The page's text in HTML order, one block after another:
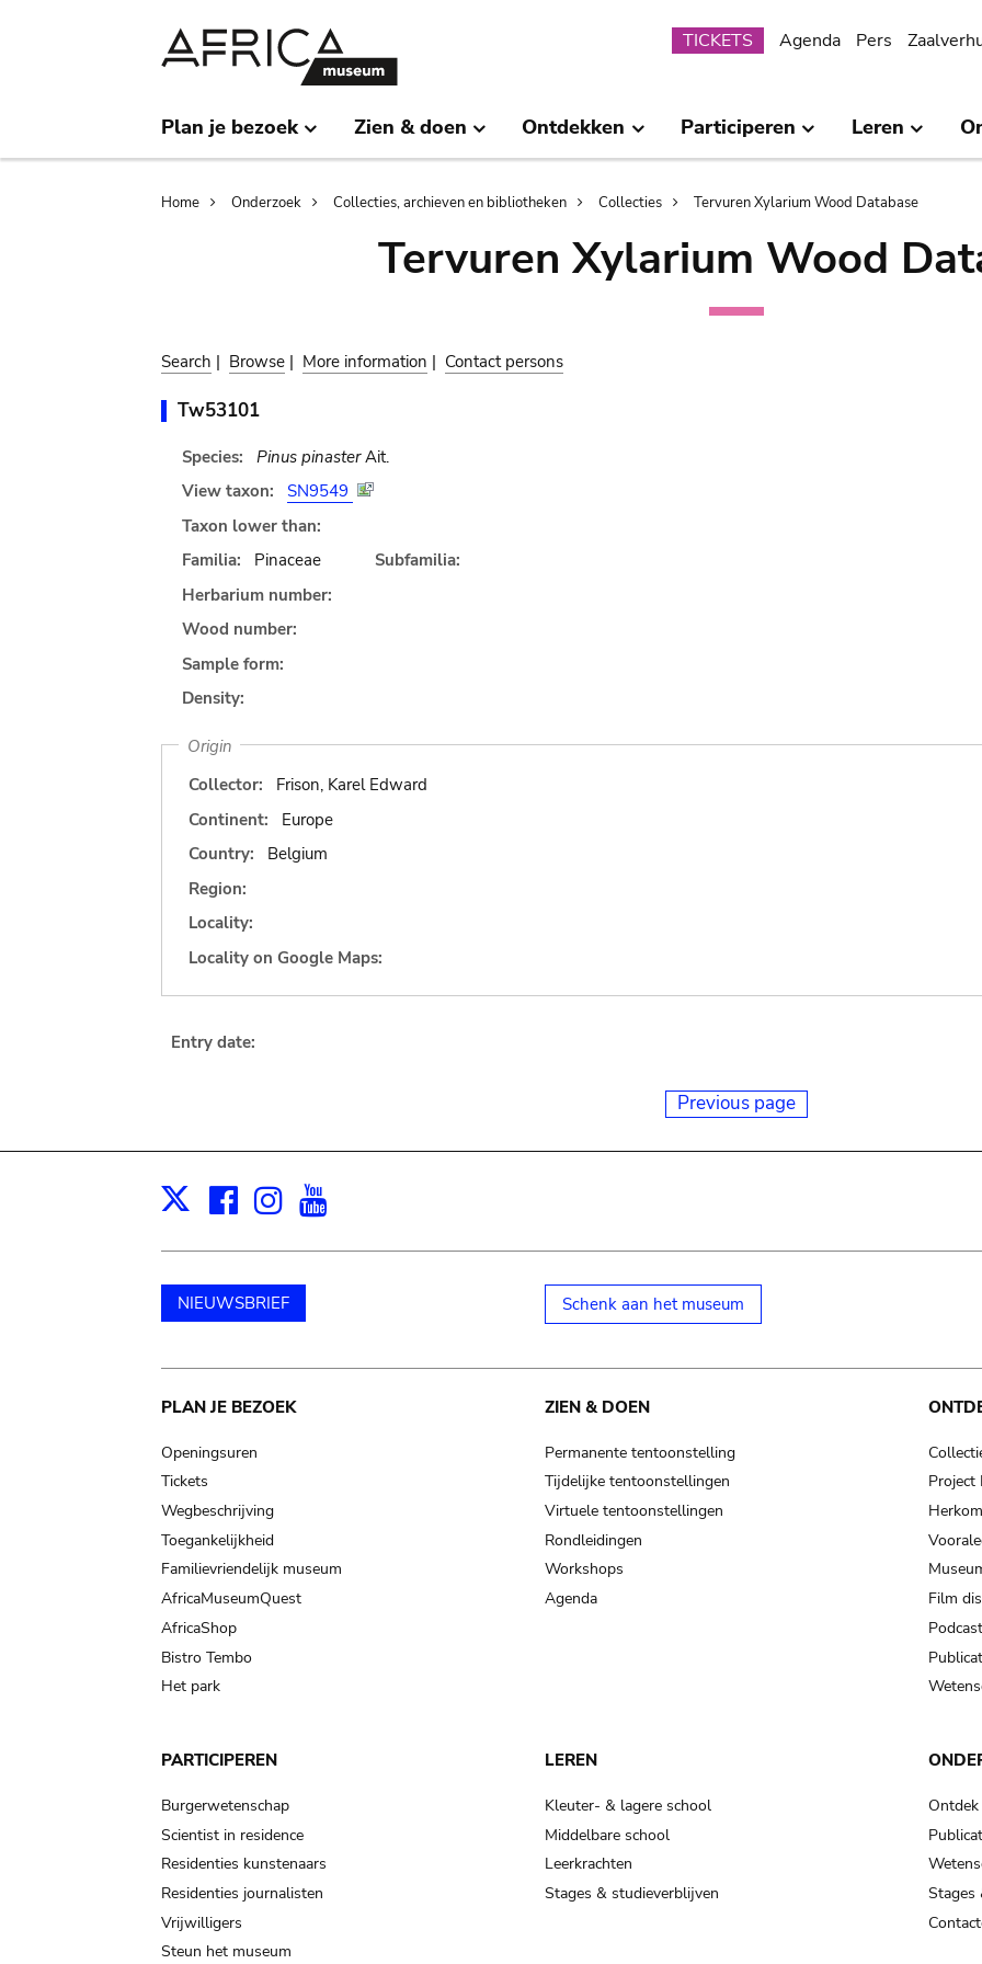
Submenu
TICKETS Agenda Pers
Plan je bezoek Zien & doen Ontdekken Participeren Leren
Breadcrumb
Home Onderzoek Collecties, archieven en bibliotheken Collecties Tervuren Xylarium Wood Database
Tervuren Xylarium Wood
Search | Browse | More information | Contact persons
Tw53101
Species: Pinus pinasterAit.
View taxon:
SN9549
Taxon lower than:
Familia:
Pinaceae
Subfamilia:
Herbarium number:
Wood number:
Sample form:
Density:
Origin
Collector:
Frison, Karel Edward
Continent:
Europe
Country:
Belgium
Region:
Locality:
Locality on Google Maps:
Entry date:
Previous page
X Facebook
Instagram
NIEUWSBRIEF Schenk aan het museum
Main
navigation
PLAN JE BEZOEK
Openingsuren
Tickets
Wegbeschrijving
Toegankelijkheid
Familievriendelijk museum
AfricaMuseumQuest
AfricaShop
Bistro Tembo
Het park
ZIEN & DOEN
Permanente tentoonstelling
Tijdelijke tentoonstellingen
Virtuele tentoonstellingen
Rondleidingen
Workshops
Agenda
Project
Film
PARTICIPEREN
Burgerwetenschap
Scientist in residence
Residenties kunstenaars
Residenties journalisten
Vrijwilligers
Steun het museum
LEREN
Kleuter- & lagere school
Middelbare school
Leerkrachten
Stages & studieverblijven
Stages